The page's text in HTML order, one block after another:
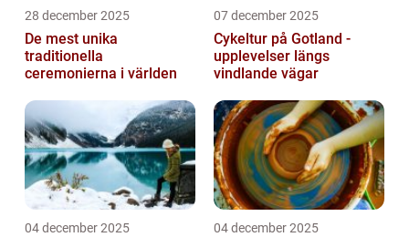
28 december 2025
De mest unika
traditionella
ceremonierna i världen
07 december 2025
Cykeltur på Gotland -
upplevelser längs
vindlande vägar
04 december 2025 04 december 2025